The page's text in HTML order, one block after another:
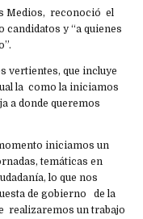
Medios, reconoció el
y “a quienes
vertientes, que incluye
la como la iniciamos
a donde queremos
iniciamos un
temáticas en
lo que nos
de gobierno de la
realizaremos un trabajo